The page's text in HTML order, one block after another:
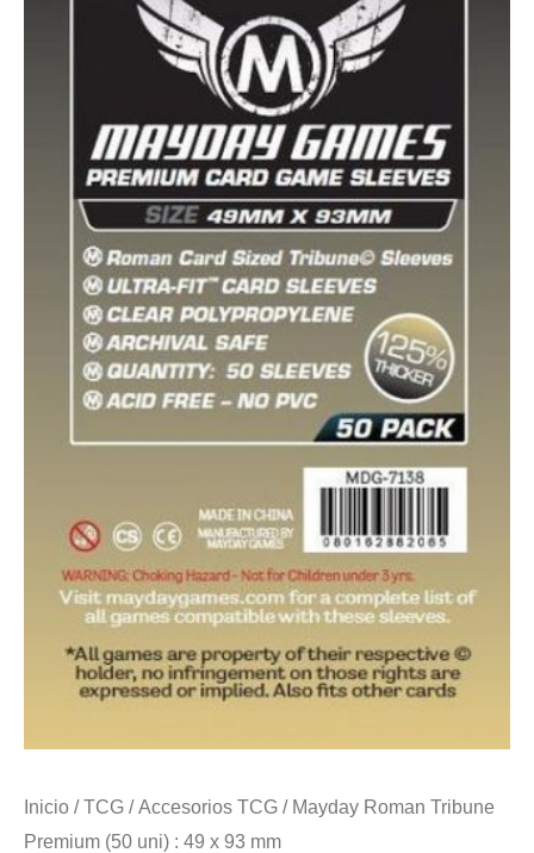
Inicio /TCG /Accesorios TCG / Mayday Roman Tribune
Premium (50 uni) : 49 x 93 mm